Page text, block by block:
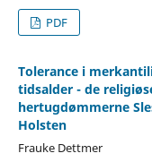
PDF
Tolerance i
tidsalder - de
hertugdømmerne
Holsten
Frauke Dettmer